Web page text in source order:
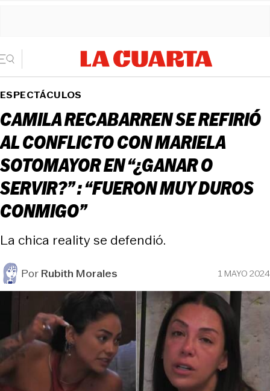
ESPECTÁCULOS
CAMILA RECABARREN SE REFIRIÓ
AL CONFLICTO CON MARIELA
SOTOMAYOR EN “¿GANAR O
SERVIR?” : “FUERON MUY DUROS
CONMIGO”
La chica reality se defendió.
PorRubith Morales 1 MAYO 2024